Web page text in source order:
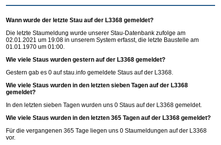
Wann wurde der letzte Stau auf der L3368 gemeldet?
Die letzte Staumeldung wurde unserer Stau-Datenbank zufolge am
02.01.2021 um 19:08 in unserem System erfasst, die letzte Baustelle am
01.01.1970 um 01:00.
Wie viele Staus wurden gestern auf der L3368 gemeldet?
Gestern gab es 0 aufstau.info gemeldete Staus auf der L3368.
Wie viele Staus wurden in den letzten sieben Tagen auf der L3368
gemeldet?
In den letzten sieben Tagen wurden uns 0 Staus auf der L3368 gemeldet.
Wie viele Staus wurden in den letzten 365 Tagen auf der L3368 gemeldet?
Für die vergangenen 365 Tage liegen uns 0 Staumeldungen auf der L3368
vor.